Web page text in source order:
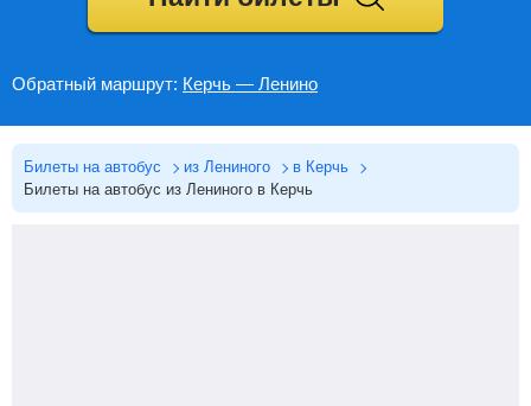
Обратный маршрут: Керчь — Ленино
Билеты на автобус из Лениного
в Керчь
Билеты на автобус из Лениного в Керчь